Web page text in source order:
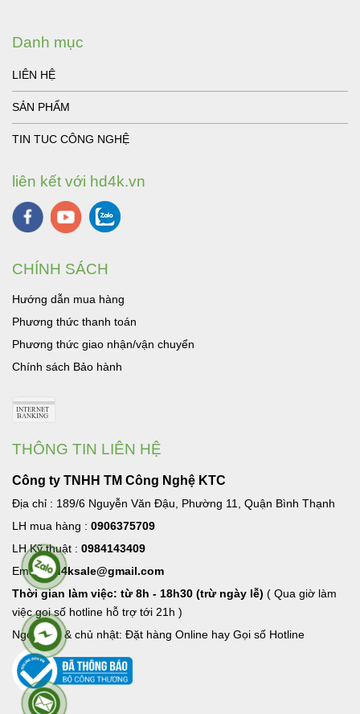
Danh mục
LIÊN HỆ
SẢN PHẨM
TIN TUC CÔNG NGHỆ
liên kết với hd4k.vn
CHÍNH SÁCH
Hướng dẫn mua hàng
Phương thức thanh toán
Phương thức giao nhận/vận chuyển
Chính sách Bảo hành
THÔNG TIN LIÊN HỆ
Công ty TNHH TM Công Nghệ KTC
Địa chỉ : 189/6 Nguyễn Văn Đậu, Phường 11, Quận Bình Thạnh
LH mua hàng : 0906375709
LH Kỹ thuật : 0984143409
Email:hd4ksale@gmail.com
Thời gian làm việc: từ 8h - 18h30 (trừ ngày lễ) ( Qua giờ làm
việc goi số hotline hỗ trợ tới 21h )
Ngoài giờ & chủ nhật: Đặt hàng Online hay Gọi số Hotline